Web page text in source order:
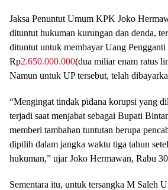
Jaksa Penuntut Umum KPK Joko
dituntut hukuman kurungan dan denda,
dituntut untuk membayar Uang Pengganti
Rp2.650.000.000(dua miliar enam ratus
Namun untuk UP tersebut, telah
“Mengingat tindak pidana korupsi yang
terjadi saat menjabat sebagai Bupati
memberi tambahan tuntutan berupa
dipilih dalam jangka waktu tiga tahun
hukuman,” ujar Joko Hermawan, Rabu
Sementara itu, untuk tersangka M Saleh